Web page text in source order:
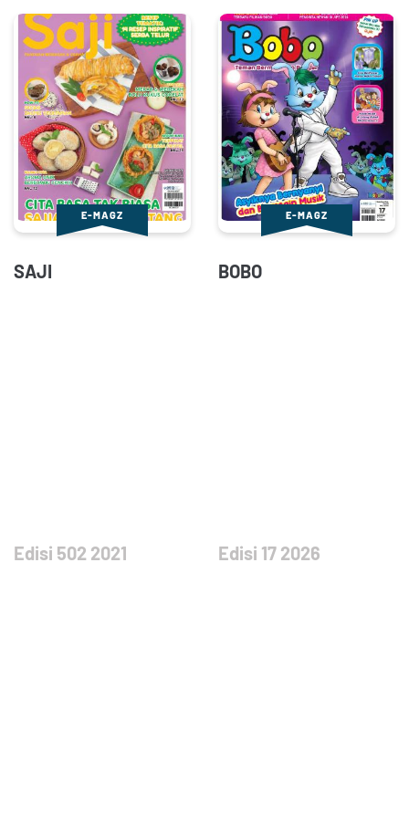
E-MAGZ
SAJI
Edisi 502 2021
E-MAGZ
BOBO
Edisi 17 2026